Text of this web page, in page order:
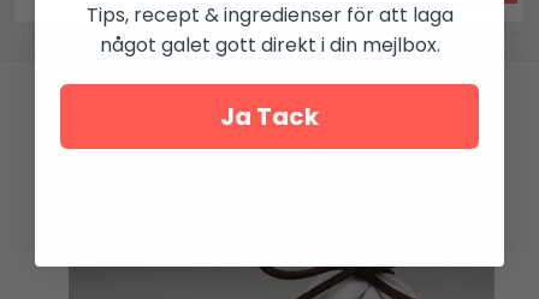
Tips, recept & ingredienser för att laga
något galet gott direkt i din mejlbox.
Ja Tack